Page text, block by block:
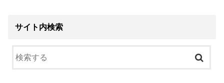
サイト内検索